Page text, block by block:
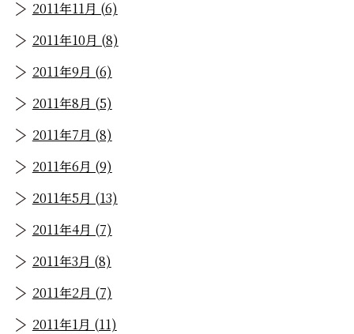
2011年11月 (6)
2011年10月 (8)
2011年9月 (6)
2011年8月 (5)
2011年7月 (8)
2011年6月 (9)
2011年5月 (13)
2011年4月 (7)
2011年3月 (8)
2011年2月 (7)
2011年1月 (11)